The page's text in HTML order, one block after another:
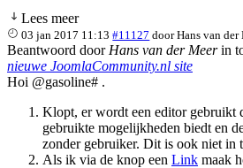
Lees meer
03 jan 2017 11:13 #11127 doorHans van der
Beantwoord door Hans van der Meerin
nieuwe JoomlaCommunity.nl site
Hoi @gasoline# .
Klopt, er wordt een editor gebruikt
gebruikte mogelijkheden biedt en
zonder gebruiker. Dit is ook niet in
Als ik via de knop een Link maak